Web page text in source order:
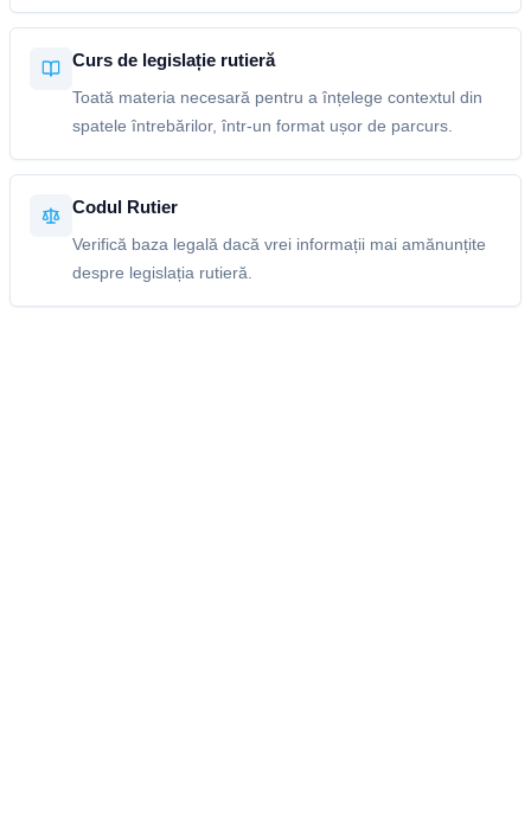
Curs de legislație rutieră
Toată materia necesară pentru a înțelege contextul din
spatele întrebărilor, într-un format ușor de parcurs.
Codul Rutier
Verifică baza legală dacă vrei informații mai amănunțite
despre legislația rutieră.